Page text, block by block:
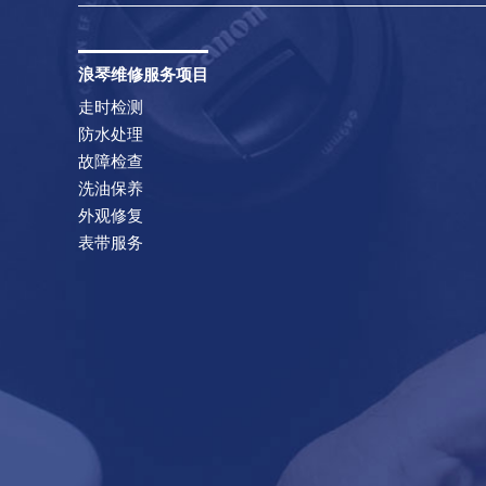
浪琴维修服务项目
走时检测
防水处理
故障检查
洗油保养
外观修复
表带服务